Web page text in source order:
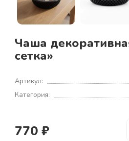
Чаша
сетка»
770 ₽
Артикул:
Категория: